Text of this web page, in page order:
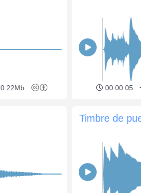
0.22Mb 00:00:05
Timbre de